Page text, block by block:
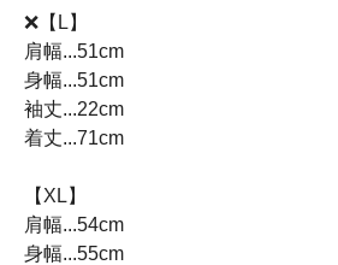
❌【L】
肩幅...51cm
身幅...51cm
袖丈...22cm
着丈...71cm
【XL】
肩幅...54cm
身幅...55cm